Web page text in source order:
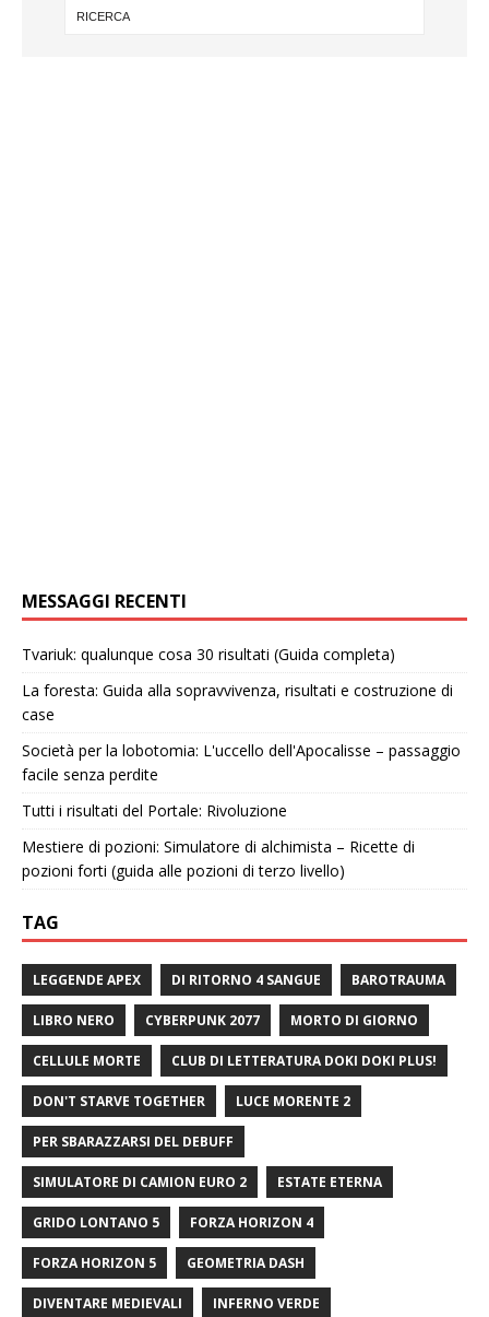
MESSAGGI RECENTI
Tvariuk: qualunque cosa 30 risultati (Guida completa)
La foresta: Guida alla sopravvivenza, risultati e costruzione di
case
Società per la lobotomia: L'uccello dell'Apocalisse – passaggio
facile senza perdite
Tutti i risultati del Portale: Rivoluzione
Mestiere di pozioni: Simulatore di alchimista – Ricette di
pozioni forti (guida alle pozioni di terzo livello)
TAG
LEGGENDE APEX DI RITORNO 4 SANGUE BAROTRAUMA
LIBRO NERO CYBERPUNK 2077 MORTO DI GIORNO
CELLULE MORTE CLUB DI LETTERATURA DOKI DOKI PLUS!
DON'T STARVE TOGETHER LUCE MORENTE 2
PER SBARAZZARSI DEL DEBUFF
SIMULATORE DI CAMION EURO 2 ESTATE ETERNA
GRIDO LONTANO 5 FORZA HORIZON 4
FORZA HORIZON 5 GEOMETRIA DASH
DIVENTARE MEDIEVALI INFERNO VERDE